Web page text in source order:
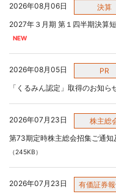
2026年08月06日
決算
2027年３月期 第１四半期決算
2026年08月05日
PR
「くるみん認定」取得のお知ら
2026年07月23日
株主総
第73期定時株主総会招集ご通
（245KB）
2026年07月23日
有価証券